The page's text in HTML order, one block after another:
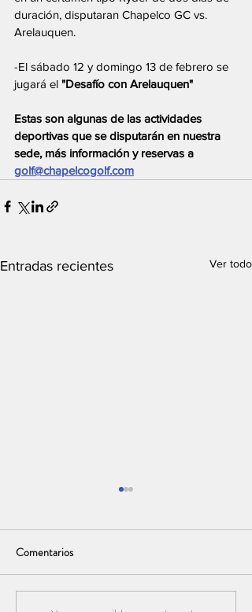
duración, disputaran Chapelco GC vs.
Arelauquen.
-El sábado 12 y domingo 13 de febrero se
jugará el "Desafío con Arelauquen"
Estas son algunas de las actividades
deportivas que se disputarán en nuestra
sede, más información y reservas a
golf@chapelcogolf.com
Entradas recientes Ver todo
Comentarios